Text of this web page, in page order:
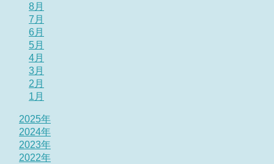
8月
7月
6月
5月
4月
3月
2月
1月
2025年
2024年
2023年
2022年